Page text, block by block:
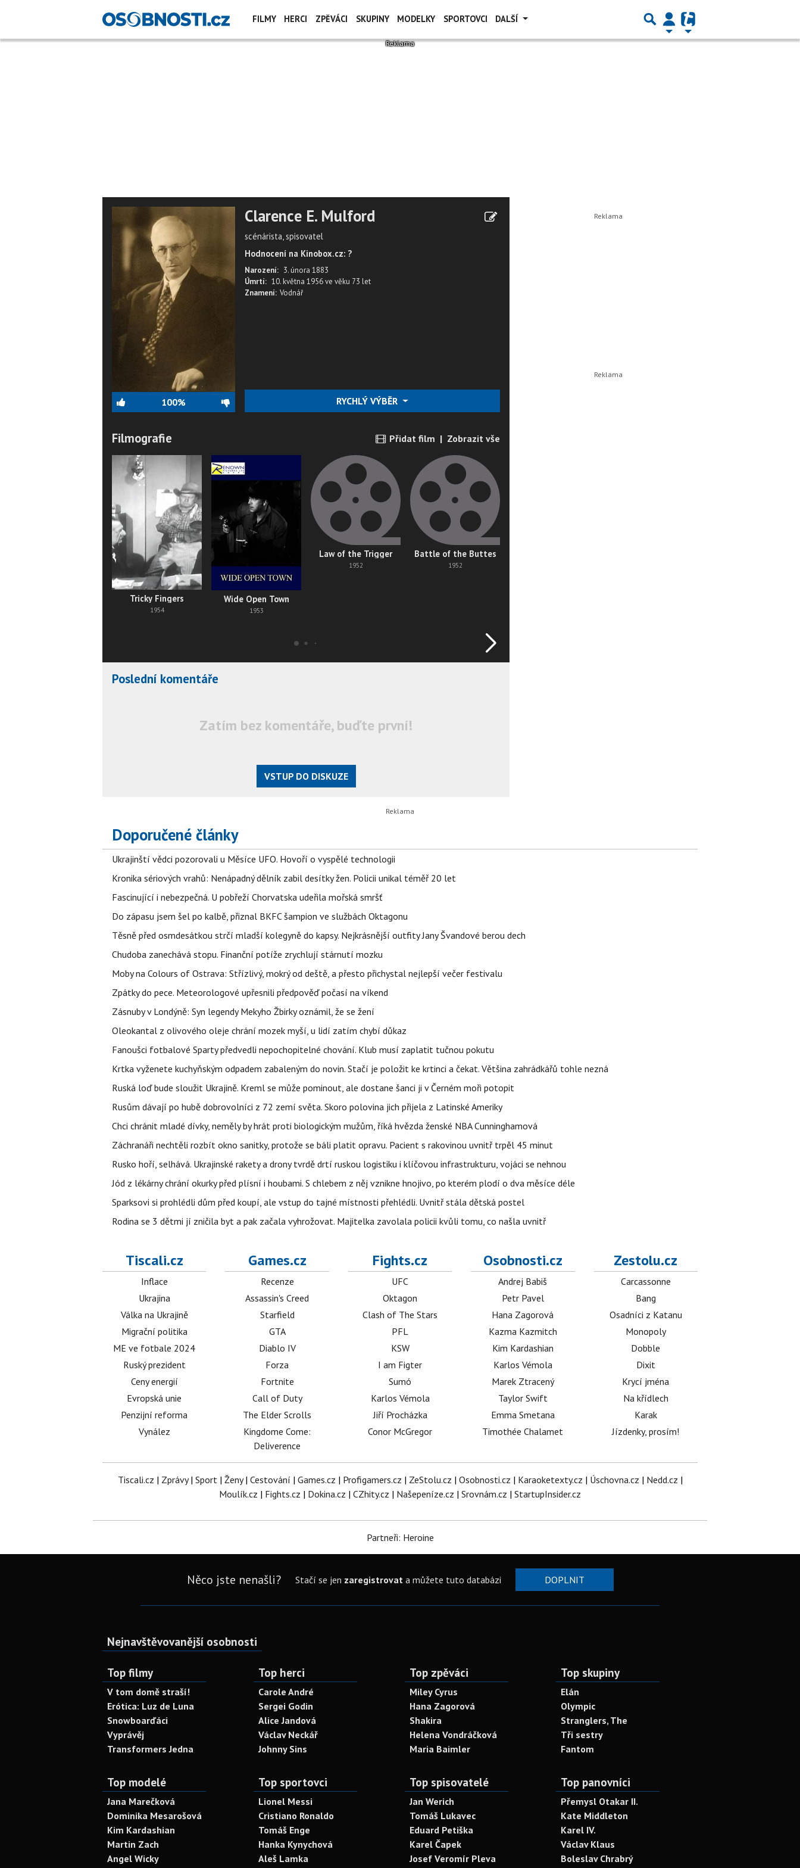
FILMY HERCI ZPĚVÁCI SKUPINY MODELKY SPORTOVCI DALŠÍ
100%
Clarence E. Mulford
scénárista, spisovatel
Hodnocení na Kinobox.cz: ?
Narození: 3. února 1883
Úmrtí: 10. května 1956ve věku 73 let
Znamení: Vodnář
RYCHLÝ VÝBĚR
Filmografie Přidat film | Zobrazit vše
Tricky Fingers
1954
Wide Open Town
1953
Law of the Trigger
1952
Battle of the Buttes
1952
Poslední komentáře
Zatím bez komentáře, buďte první!
VSTUP DO DISKUZE
Doporučené články
Ukrajinští vědci pozorovali u Měsíce UFO. Hovoří o vyspělé technologii
Kronika sériových vrahů: Nenápadný dělník zabil desítky žen. Policii unikal téměř 20 let
Fascinující i nebezpečná. U pobřeží Chorvatska udeřila mořská smršť
Do zápasu jsem šel po kalbě, přiznal BKFC šampion ve službách Oktagonu
Těsně před osmdesátkou strčí mladší kolegyně do kapsy. Nejkrásnější outfity Jany Švandové berou dech
Chudoba zanechává stopu. Finanční potíže zrychlují stárnutí mozku
Moby na Colours of Ostrava: Střízlivý, mokrý od deště, a přesto přichystal nejlepší večer festivalu
Zpátky do pece. Meteorologové upřesnili předpověď počasí na víkend
Zásnuby v Londýně: Syn legendy Mekyho Žbirky oznámil, že se žení
Oleokantal z olivového oleje chrání mozek myší, u lidí zatím chybí důkaz
Fanoušci fotbalové Sparty předvedli nepochopitelné chování. Klub musí zaplatit tučnou pokutu
Krtka vyženete kuchyňským odpadem zabaleným do novin. Stačí je položit ke krtinci a čekat. Většina zahrádkářů tohle nezná
Ruská loď bude sloužit Ukrajině. Kreml se může pominout, ale dostane šanci ji v Černém moři potopit
Rusům dávají po hubě dobrovolníci z 72 zemí světa. Skoro polovina jich přijela z Latinské Ameriky
Chci chránit mladé dívky, neměly by hrát proti biologickým mužům, říká hvězda ženské NBA Cunninghamová
Záchranáři nechtěli rozbít okno sanitky, protože se báli platit opravu. Pacient s rakovinou uvnitř trpěl 45 minut
Rusko hoří, selhává. Ukrajinské rakety a drony tvrdě drtí ruskou logistiku i klíčovou infrastrukturu, vojáci se nehnou
Jód z lékárny chrání okurky před plísní i houbami. S chlebem z něj vznikne hnojivo, po kterém plodí o dva měsíce déle
Sparksovi si prohlédli dům před koupí, ale vstup do tajné místnosti přehlédli. Uvnitř stála dětská postel
Rodina se 3 dětmi jí zničila byt a pak začala vyhrožovat. Majitelka zavolala policii kvůli tomu, co našla uvnitř
Tiscali.cz
Inflace
Ukrajina
Válka na Ukrajině
Migrační politika
ME ve fotbale 2024
Ruský prezident
Ceny energií
Evropská unie
Penzijní reforma
Vynález
Games.cz
Recenze
Assassin's Creed
Starfield
GTA
Diablo IV
Forza
Fortnite
Call of Duty
The Elder Scrolls
Kingdome Come:
Deliverence
Fights.cz
UFC
Oktagon
Clash of The Stars
PFL
KSW
I am Figter
Sumó
Karlos Vémola
Jiří Procházka
Conor McGregor
Osobnosti.cz
Andrej Babiš
Petr Pavel
Hana Zagorová
Kazma Kazmitch
Kim Kardashian
Karlos Vémola
Marek Ztracený
Taylor Swift
Emma Smetana
Timothée Chalamet
Zestolu.cz
Carcassonne
Bang
Osadníci z Katanu
Monopoly
Dobble
Dixit
Krycí jména
Na křídlech
Karak
Jízdenky, prosím!
Tiscali.cz | Zprávy| Sport| Ženy| Cestování | Games.cz | Profigamers.cz | ZeStolu.cz | Osobnosti.cz | Karaoketexty.cz | Úschovna.cz | Nedd.cz |
Moulík.cz | Fights.cz | Dokina.cz | CZhity.cz | Našepeníze.cz | Srovnám.cz | StartupInsider.cz
Partneři: Heroine
Něco jste nenašli? Stačí se jen zaregistrovata můžete tuto databázi DOPLNIT
Nejnavštěvovanější osobnosti
Top filmy
V tom domě straší!
Erótica: Luz de Luna
Snowboarďáci
Vyprávěj
Transformers Jedna
Top herci
Carole André
Sergei Godin
Alice Jandová
Václav Neckář
Johnny Sins
Top zpěváci
Miley Cyrus
Hana Zagorová
Shakira
Helena Vondráčková
Maria Baimler
Top skupiny
Elán
Olympic
Stranglers, The
Tři sestry
Fantom
Top modelé
Jana Marečková
Dominika Mesarošová
Kim Kardashian
Martin Zach
Angel Wicky
Top sportovci
Lionel Messi
Cristiano Ronaldo
Tomáš Enge
Hanka Kynychová
Aleš Lamka
Top spisovatelé
Jan Werich
Tomáš Lukavec
Eduard Petiška
Karel Čapek
Josef Veromír Pleva
Top panovníci
Přemysl Otakar II.
Kate Middleton
Karel IV.
Václav Klaus
Boleslav Chrabrý